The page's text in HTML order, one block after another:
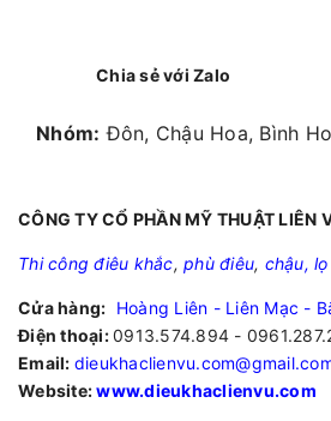
Chia sẻ với Zalo
Nhóm: Đôn, Chậu Hoa, Bình
CÔNG TY CỔ PHẦN MỸ THUẬT LIÊN
Thi công điêu khắc, phù điêu, chậu, lọ
Cửa hàng: Hoàng Liên - Liên Mạc -
Điện thoại:0913.574.894 -
Email:
Website:www.dieukhaclienvu.com